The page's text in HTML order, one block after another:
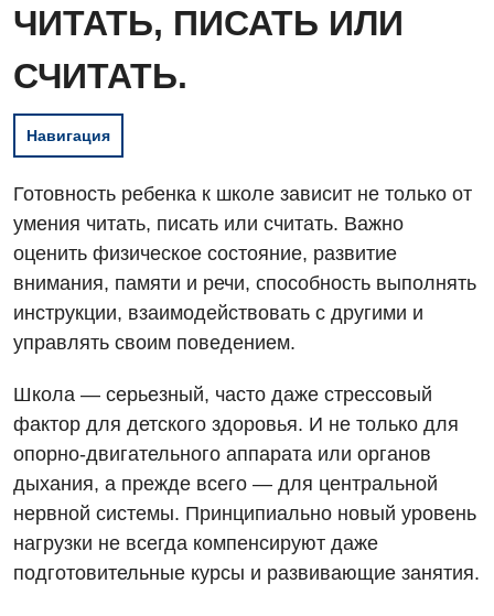
ЧИТАТЬ, ПИСАТЬ ИЛИ
СЧИТАТЬ.
Навигация
Готовность ребенка к школе зависит не только от
умения читать, писать или считать. Важно
оценить физическое состояние, развитие
внимания, памяти и речи, способность выполнять
инструкции, взаимодействовать с другими и
управлять своим поведением.
Школа — серьезный, часто даже стрессовый
фактор для детского здоровья. И не только для
опорно-двигательного аппарата или органов
дыхания, а прежде всего — для центральной
нервной системы. Принципиально новый уровень
нагрузки не всегда компенсируют даже
подготовительные курсы и развивающие занятия.